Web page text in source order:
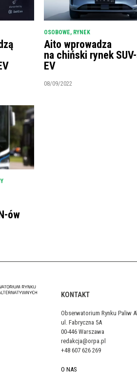
OSOBOWE, RYNEK
Aito wprowadza
na chiński rynek
EV
08/09/2022
ów
KONTAKT
Obserwatorium Rynku Paliw
ul. Fabryczna 5A
00-446 Warszawa
redakcja@orpa.pl
+48 607 626 269
O NAS